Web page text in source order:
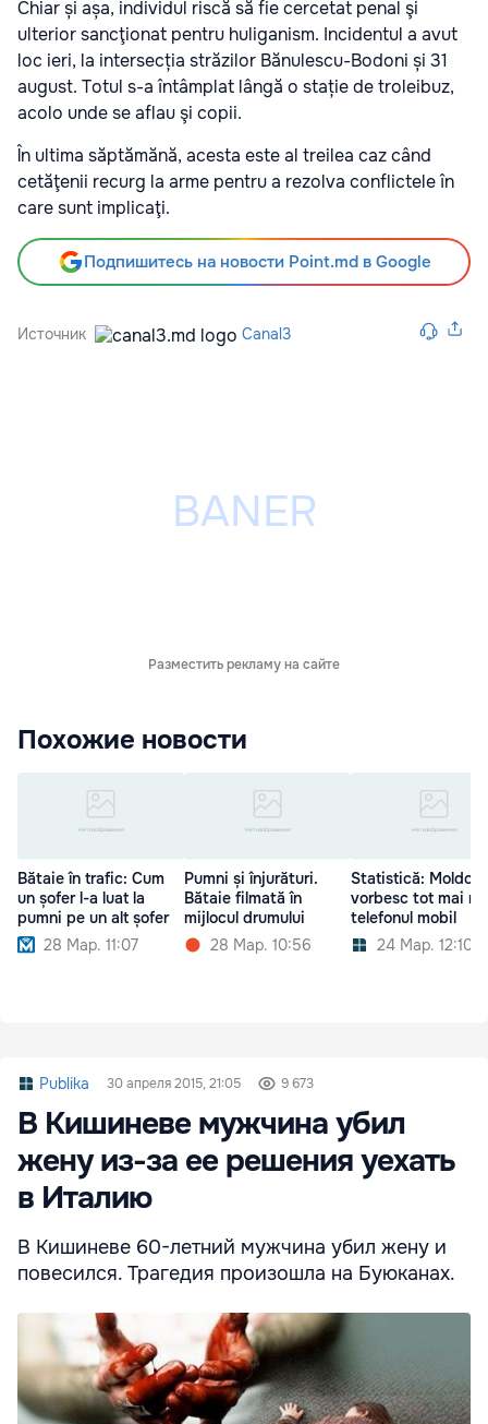
Chiar și așa, individul riscă să fie cercetat penal şi
ulterior sancţionat pentru huliganism. Incidentul a avut
loc ieri, la intersecția străzilor Bănulescu-Bodoni și 31
august. Totul s-a întâmplat lângă o stație de troleibuz,
acolo unde se aflau şi copii.
În ultima săptămănă, acesta este al treilea caz când
cetăţenii recurg la arme pentru a rezolva conflictele în
care sunt implicaţi.
Подпишитесь на новости Point.md в Google
Источник Canal3
Разместить рекламу на сайте
Похожие новости
Bătaie în trafic: Cum
un șofer l-a luat la
pumni pe un alt șofer
28 Мар. 11:07
Pumni și înjurături.
Bătaie filmată în
mijlocul drumului
28 Мар. 10:56
Statistică:
vorbesc tot mai
telefonul mobil
24 Мар. 12:10
Publika 30 апреля 2015, 21:05 9 673
В Кишиневе мужчина убил
жену из-за ее решения уехать
в Италию
В Кишиневе 60-летний мужчина убил жену и
повесился. Трагедия произошла на Буюканах.